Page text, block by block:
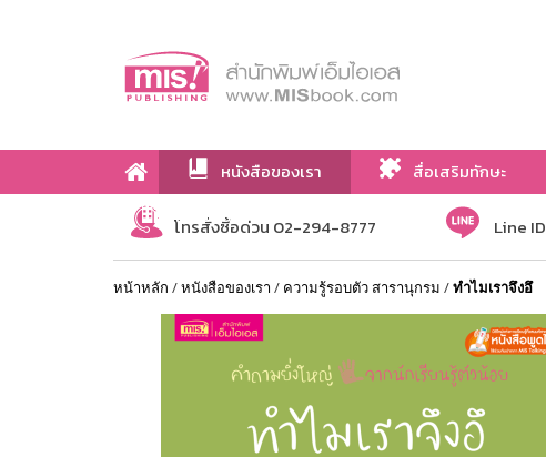
หนังสือของเรา สื่อเสริมทักษะ
เกี่ยวกับเรา
โทรสั่งซื้อด่วน 02-294-8777 Line
หน้าหลัก /หนังสือของเรา / ความรู้รอบตัว สารานุกรม /ทำไมเราจึงอึ